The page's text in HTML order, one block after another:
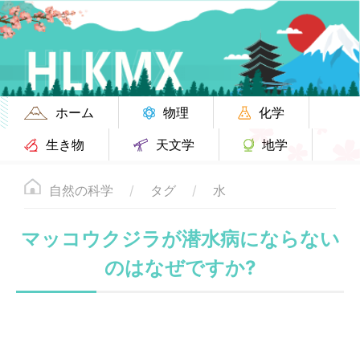
ホーム 物理
化学
生き物
天文学 地学
自然の科学 タグ 水
マッコウクジラが潜水病にならない
のはなぜですか?